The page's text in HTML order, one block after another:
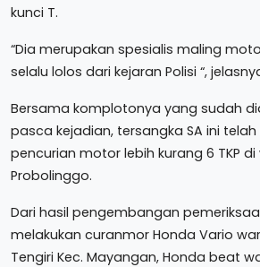
kunci T.
“Dia merupakan spesialis maling
selalu lolos dari kejaran Polisi “,
Bersama komplotonya yang sudah
pasca kejadian, tersangka SA ini
pencurian motor lebih kurang 6 TKP
Probolinggo.
Dari hasil pengembangan
melakukan curanmor Honda Vario
Tengiri Kec. Mayangan, Honda beat